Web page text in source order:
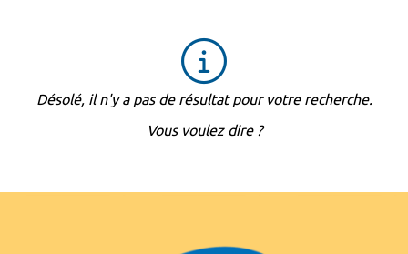
Désolé, il n'y a pas de résultat pour votre recherche.
Vous voulez dire ?